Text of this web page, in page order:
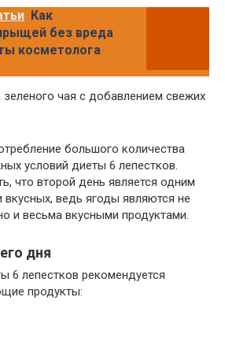
Как
без вреда
косметолога
чая с добавлением свежих
большого количества
условий диеты 6 лепестков.
что второй день является одним
ведь ягоды являются не
и весьма вкусными продуктами.
дня
6 лепестков рекомендуется
продукты: